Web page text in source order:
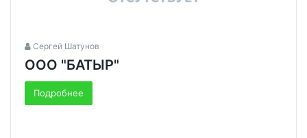
Сергей Шатунов
ООО "БАТЫР"
Подробнее